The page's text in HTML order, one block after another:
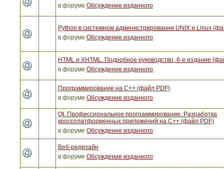
в форуме Обсуждение изданного
Python в системном администрировании UNIX и Linux
в форуме Обсуждение изданного
HTML и XHTML. Подробное руководство, 6-е издание
в форуме Обсуждение изданного
Программирование на C++ (файл PDF)
в форуме Обсуждение изданного
Qt. Профессиональное программирование. Разработка
кроссплатформенных приложений на С++ (файл PDF)
в форуме Обсуждение изданного
Веб-редизайн
в форуме Обсуждение изданного